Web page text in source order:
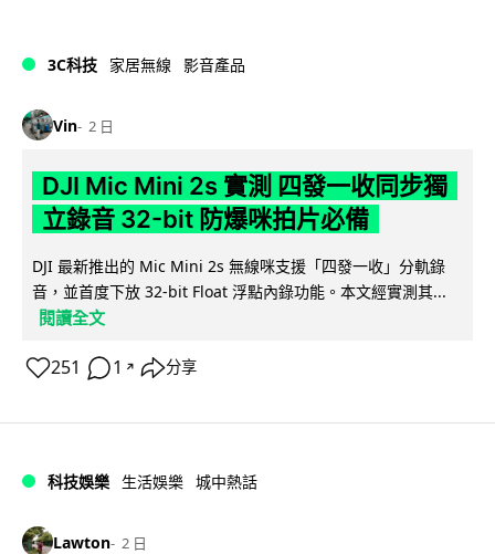
3C科技 家居無線 影音產品
Vin 2 日
DJI Mic Mini 2s 實測 四發一收同步獨
立錄音 32-bit 防爆咪拍片必備
DJI 最新推出的 Mic Mini 2s 無線咪支援「四發一收」分軌錄
音，並首度下放 32-bit Float 浮點內錄功能。本文經實測其...
閱讀全文
251 1 ↗ 分享
科技娛樂 生活娛樂 城中熱話
Lawton 2 日